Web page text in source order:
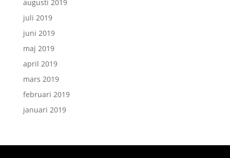
augusti 2019
juli 2019
juni 2019
maj 2019
april 2019
mars 2019
februari 2019
januari 2019